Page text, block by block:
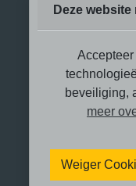
Deze
beveiliging,
meer
Weiger